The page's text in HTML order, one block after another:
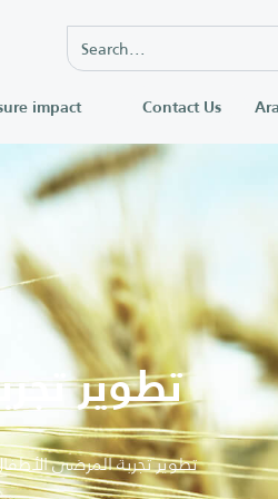
impact Contact Us
تطوير
تطوير تجربة المرضى